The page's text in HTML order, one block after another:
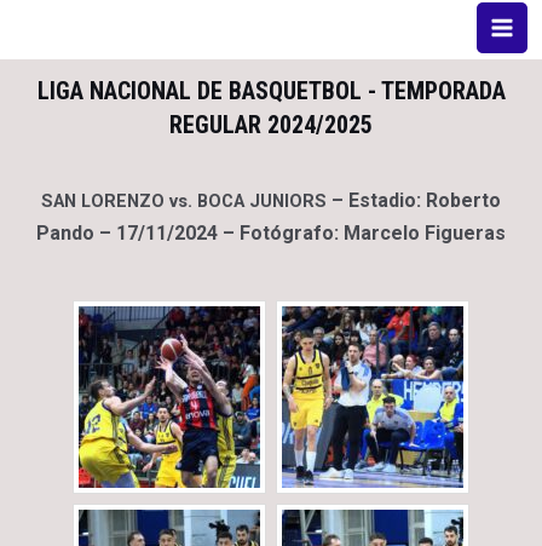
LIGA NACIONAL DE BASQUETBOL - TEMPORADA
REGULAR 2024/2025
SAN LORENZO vs. BOCA JUNIORS – Estadio: Roberto
Pando – 17/11/2024 – Fotógrafo: Marcelo Figueras